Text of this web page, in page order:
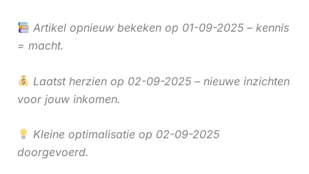
Artikel opnieuw bekeken op 01-09-2025 – kennis
= macht.
Laatst herzien op 02-09-2025 – nieuwe inzichten
voor jouw inkomen.
Kleine optimalisatie op 02-09-2025
doorgevoerd.